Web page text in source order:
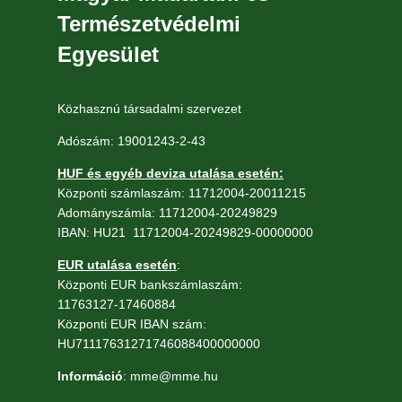
Természetvédelmi
Egyesület
Közhasznú társadalmi szervezet
Adószám: 19001243-2-43
HUF és egyéb deviza utalása esetén:
Központi számlaszám: 11712004-20011215
Adományszámla: 11712004-20249829
IBAN: HU21 11712004-20249829-00000000
EUR utalása esetén:
Központi EUR bankszámlaszám:
11763127-17460884
Központi EUR IBAN szám:
HU71117631271746088400000000
Információ: mme@mme.hu